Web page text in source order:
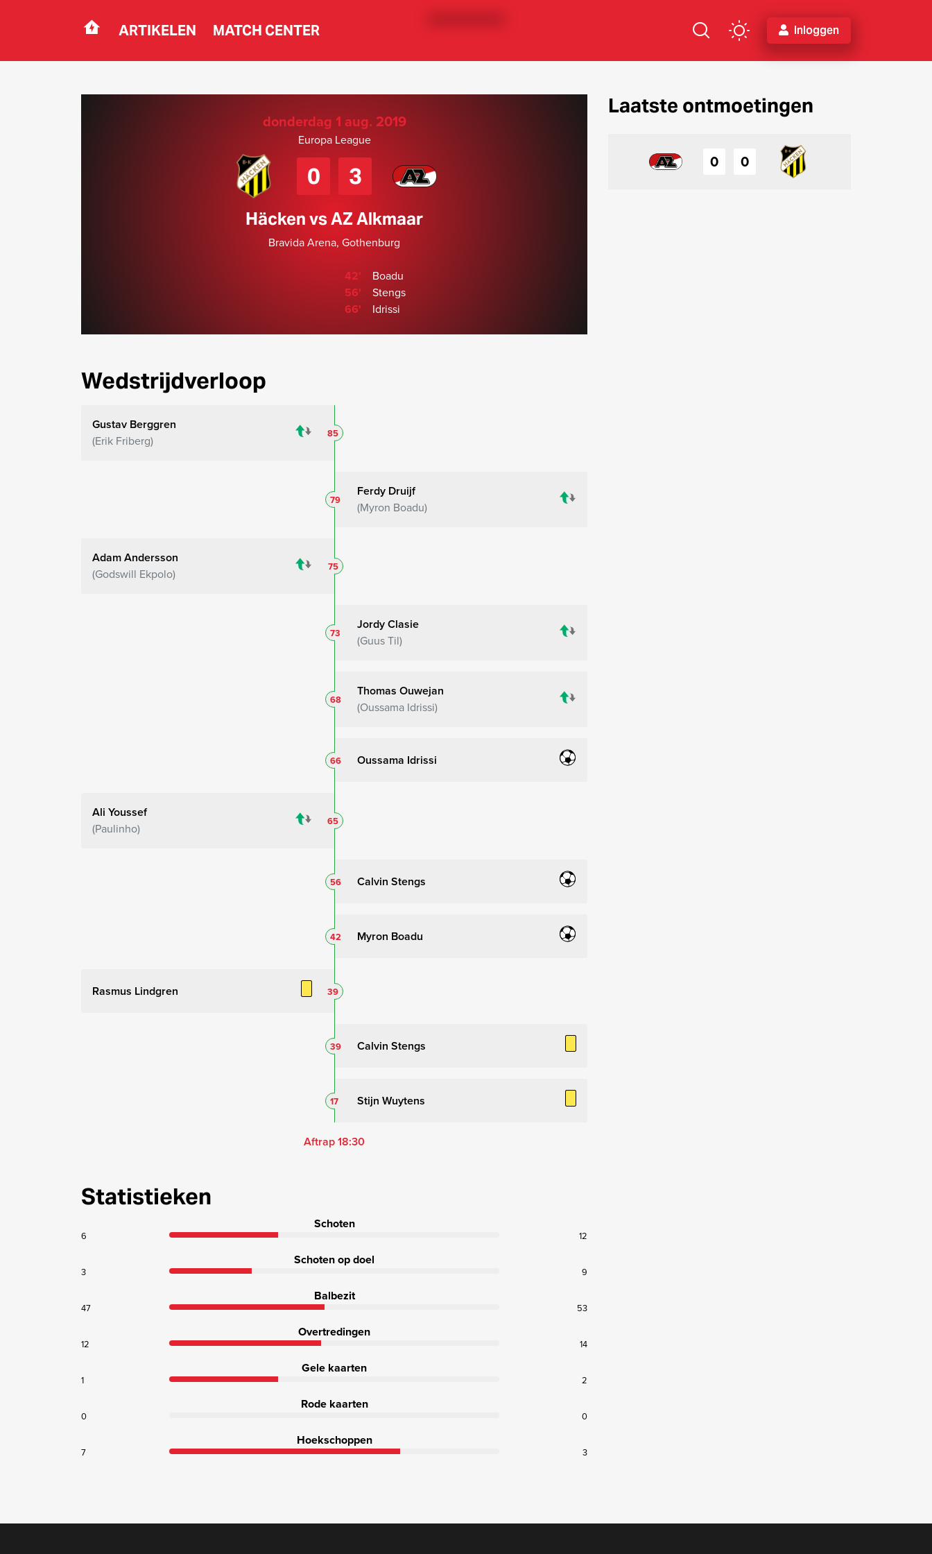
Navigation ARTIKELEN MATCH CENTER Inloggen
donderdag 1 aug. 2019
Europa League
0 3
Häcken vs AZ Alkmaar
Bravida Arena, Gothenburg
42'
Boadu
56'
Stengs
66'
Idrissi
Wedstrijdverloop
Gustav Berggren
Erik Friberg
85
Ferdy Druijf
Myron Boadu
79
Adam Andersson
Godswill Ekpolo
75
Jordy Clasie
Guus Til
73
Thomas Ouwejan
Oussama Idrissi
68
Oussama Idrissi
66
Ali Youssef
Paulinho
65
Calvin Stengs
56
Myron Boadu
42
Rasmus Lindgren 39
Calvin Stengs
39
Stijn Wuytens
17
Aftrap 18:30
Statistieken
Schoten
6 12
Schoten op doel
3 9
Balbezit
47 53
Overtredingen
12 14
Gele kaarten
1 2
Rode kaarten
0 0
Hoekschoppen
7 3
Laatste ontmoetingen
0 0